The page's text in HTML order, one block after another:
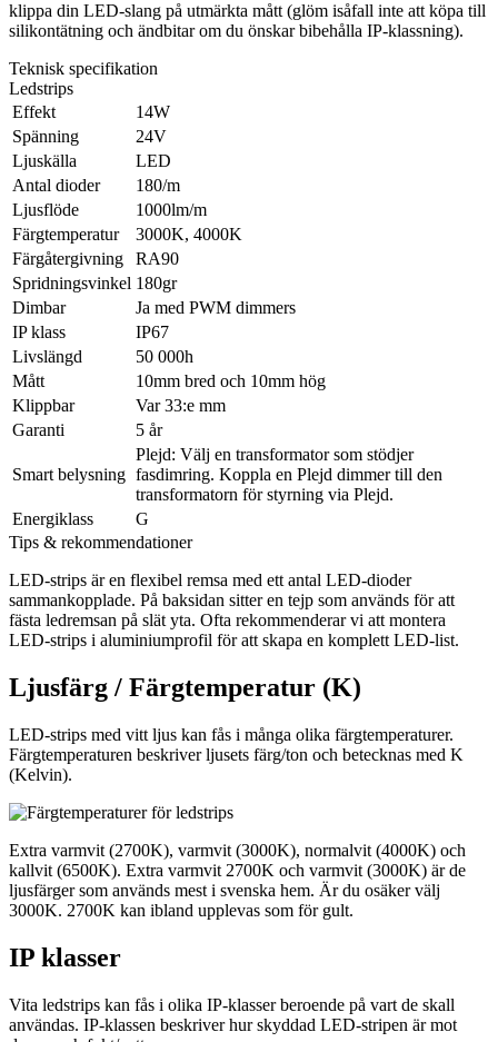
klippa din LED-slang på utmärkta mått (glöm isåfall inte att köpa till
silikontätning och ändbitar om du önskar bibehålla IP-klassning).
Teknisk specifikation
Ledstrips
Effekt
14W
Spänning
24V
Ljuskälla
LED
Antal dioder
180/m
Ljusflöde
1000lm/m
Färgtemperatur
3000K, 4000K
Färgåtergivning
RA90
Spridningsvinkel 180gr
Dimbar
Ja med PWM dimmers
IP klass
IP67
Livslängd
50 000h
Mått
10mm bred och 10mm hög
Klippbar
Var 33:e mm
Garanti
5 år
Smart belysning
Plejd: Välj en transformator som stödjer
fasdimring. Koppla en Plejd dimmer till den
transformatorn för styrning via Plejd.
Energiklass
G
Tips & rekommendationer
LED-strips är en flexibel remsa med ett antal LED-dioder
sammankopplade. På baksidan sitter en tejp som används för att
fästa ledremsan på slät yta. Ofta rekommenderar vi att montera
LED-strips i aluminiumprofil för att skapa en komplett LED-list.
Ljusfärg / Färgtemperatur (K)
LED-strips med vitt ljus kan fås i många olika färgtemperaturer.
Färgtemperaturen beskriver ljusets färg/ton och betecknas med K
(Kelvin).
Extra varmvit (2700K), varmvit (3000K), normalvit (4000K) och
kallvit (6500K). Extra varmvit 2700K och varmvit (3000K) är de
ljusfärger som används mest i svenska hem. Är du osäker välj
3000K. 2700K kan ibland upplevas som för gult.
IP klasser
Vita ledstrips kan fås i olika IP-klasser beroende på vart de skall
användas. IP-klassen beskriver hur skyddad LED-stripen är mot